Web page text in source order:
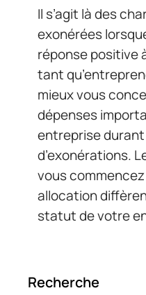
Il s’agit là des
exonérées
réponse positive
tant
mieux vous
dépenses
entreprise durant
d’exonérations.
vous
allocation
statut de votre
Recherche